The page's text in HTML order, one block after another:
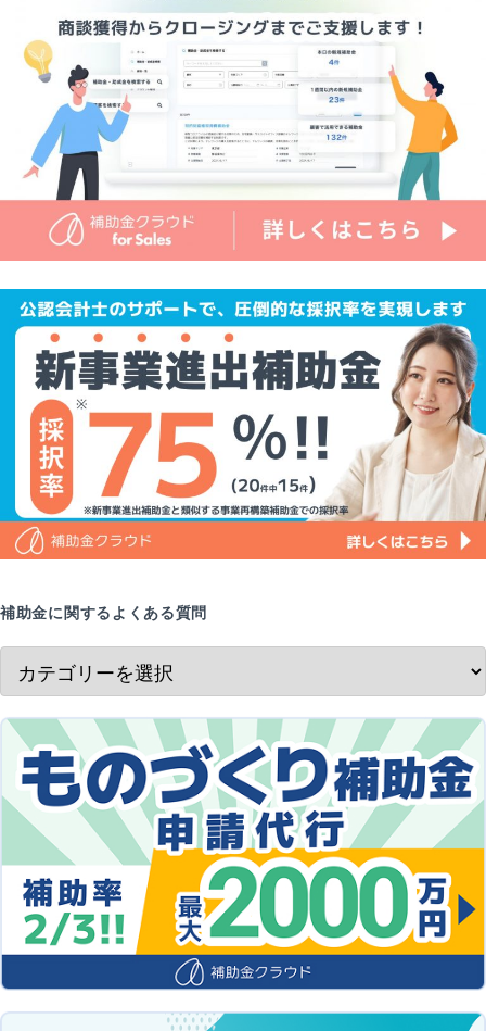
補助金に関するよくある質問